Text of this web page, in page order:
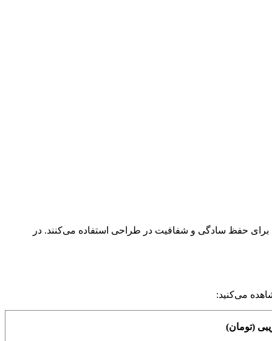
حفظ سادگی و شفافیت در طراحی استفاده می‌کنند. در
می‌کنید:
(تومان)